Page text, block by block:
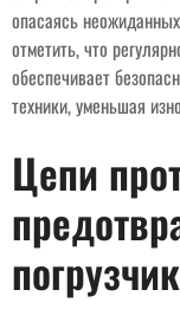
опасаясь
отметить, что
обеспечивает
техники, уменьшая
Цепи